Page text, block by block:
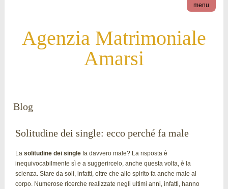
menu
Agenzia Matrimoniale
Amarsi
Blog
Solitudine dei single: ecco perché fa male
Lasolitudine dei single fa davvero male? La risposta è
inequivocabilmente sì e a suggerircelo, anche questa volta, è la
scienza. Stare da soli, infatti, oltre che allo spirito fa anche male al
corpo. Numerose ricerche realizzate negli ultimi anni, infatti, hanno